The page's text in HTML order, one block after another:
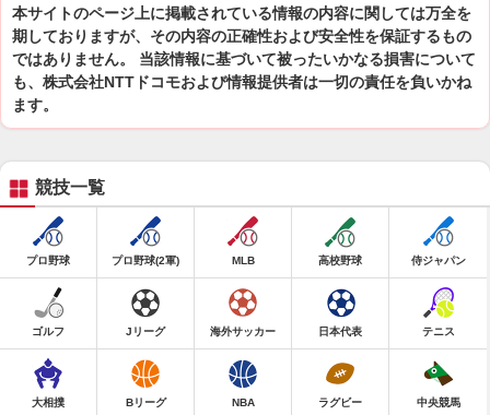
本サイトのページ上に掲載されている情報の内容に関しては万全を
期しておりますが、その内容の正確性および安全性を保証するもの
ではありません。 当該情報に基づいて被ったいかなる損害について
も、株式会社NTTドコモおよび情報提供者は一切の責任を負いかね
ます。
競技一覧
プロ野球 プロ野球(2軍) MLB 高校野球 侍ジャパン
ゴルフ Jリーグ 海外サッカー 日本代表 テニス
大相撲 Bリーグ NBA ラグビー 中央競馬